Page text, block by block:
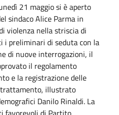
21 maggio si è aperto
sindaco Alice Parma in
violenza nella striscia di
i preliminari di seduta con la
di nuove interrogazioni, il
il regolamento
e la registrazione delle
illustrato
Danilo Rinaldi. La